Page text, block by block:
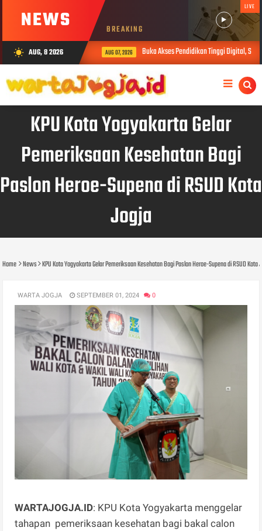
NEWS BREAKING
LIVE
wb_sunny AUG, 8 2026 AUG 07, 2026 Buka Akses Pendidikan Tinggi Digital,
KPU Kota Yogyakarta Gelar
Pemeriksaan Kesehatan Bagi
Paslon Heroe-Supena di RSUD Kota
Jogja
Home News KPU Kota Yogyakarta Gelar Pemeriksaan Kesehatan Bagi Paslon Heroe-Supena di RSUD Kota
WARTA JOGJA SEPTEMBER 01, 2024 0
WARTAJOGJA.ID: KPU Kota Yogyakarta menggelar
tahapan pemeriksaan kesehatan bagi bakal calon